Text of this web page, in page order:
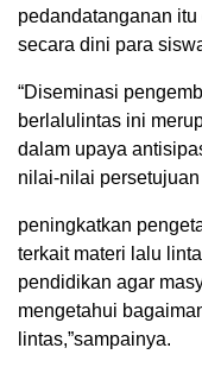
pedandatanganan
secara dini para
“Diseminasi
berlalulintas ini
dalam upaya
nilai-nilai
peningkatkan
terkait materi lalu
pendidikan agar
mengetahui
lintas,”sampainya.